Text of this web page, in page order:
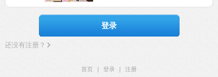
登录
还没有注册？
首页 登录
注册